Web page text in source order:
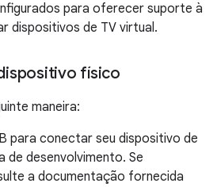
para oferecer suporte à
dispositivos de TV virtual.
físico
maneira:
para conectar seu dispositivo de
de desenvolvimento. Se
a documentação fornecida